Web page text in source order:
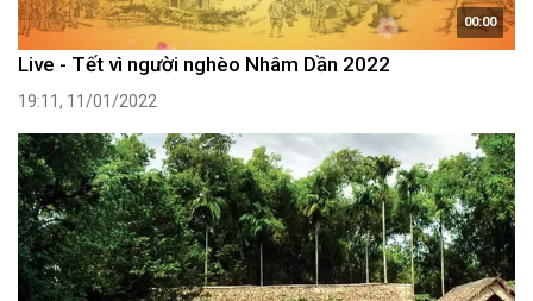
00:00
Live - Tết vì người nghèo Nhâm Dần 2022
19:11, 11/01/2022